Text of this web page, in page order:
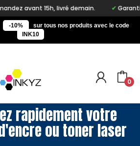
avant 15h, livré demain. Garantie
-10%
sur tous nos produits avec le code
INK10
0
rapidement votre
ou toner laser